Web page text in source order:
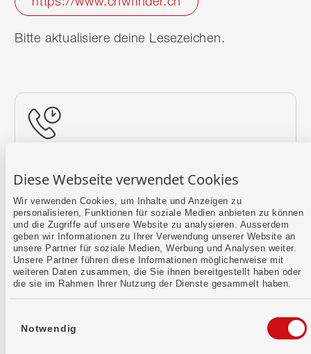
Diese Webseite verwendet Cookies
Wir verwenden Cookies, um Inhalte und Anzeigen zu
personalisieren, Funktionen für soziale Medien anbieten zu können
und die Zugriffe auf unsere Website zu analysieren. Ausserdem
geben wir Informationen zu Ihrer Verwendung unserer Website an
unsere Partner für soziale Medien, Werbung und Analysen weiter.
Unsere Partner führen diese Informationen möglicherweise mit
weiteren Daten zusammen, die Sie ihnen bereitgestellt haben oder
die sie im Rahmen Ihrer Nutzung der Dienste gesammelt haben.
Notwendig
Bitte aktualisiere deine Lesezeichen.
Mehr erfahren
Kontaktformular